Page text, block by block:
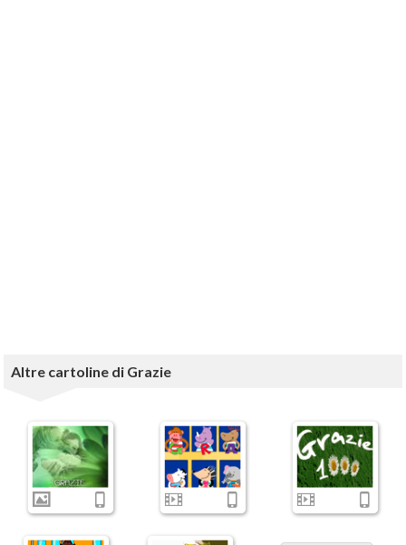
Altre cartoline di Grazie